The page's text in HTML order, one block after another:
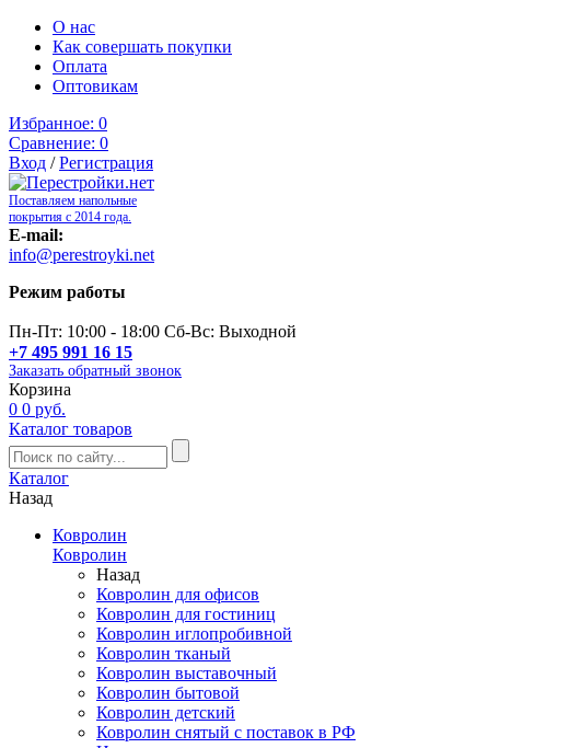
О нас
Как совершать покупки
Оплата
Оптовикам
Избранное: 0
Сравнение: 0
Вход /Регистрация
Поставляем напольные
покрытия с 2014 года.
E-mail:
info@perestroyki.net
Режим работы
Пн-Пт: 10:00 - 18:00 Сб-Вс: Выходной
+7 495 991 16 15
Заказать обратный звонок
Корзина
0 0 руб.
Каталог товаров
Каталог
Назад
Ковролин
Ковролин
Назад
Ковролин для офисов
Ковролин для гостиниц
Ковролин иглопробивной
Ковролин тканый
Ковролин выставочный
Ковролин бытовой
Ковролин детский
Ковролин снятый с поставок в РФ